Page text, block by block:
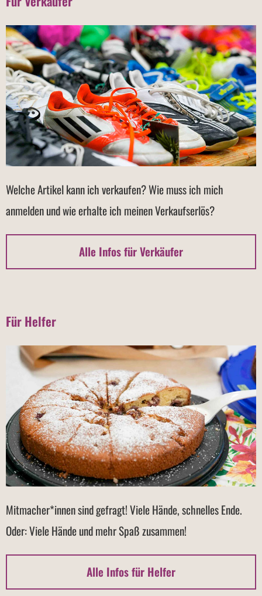
Welche Artikel kann ich verkaufen? Wie muss ich mich
anmelden und wie erhalte ich meinen Verkaufserlös?
Alle Infos für Verkäufer
Für Helfer
Mitmacher*innen sind gefragt! Viele Hände, schnelles Ende.
Oder: Viele Hände und mehr Spaß zusammen!
Alle Infos für Helfer